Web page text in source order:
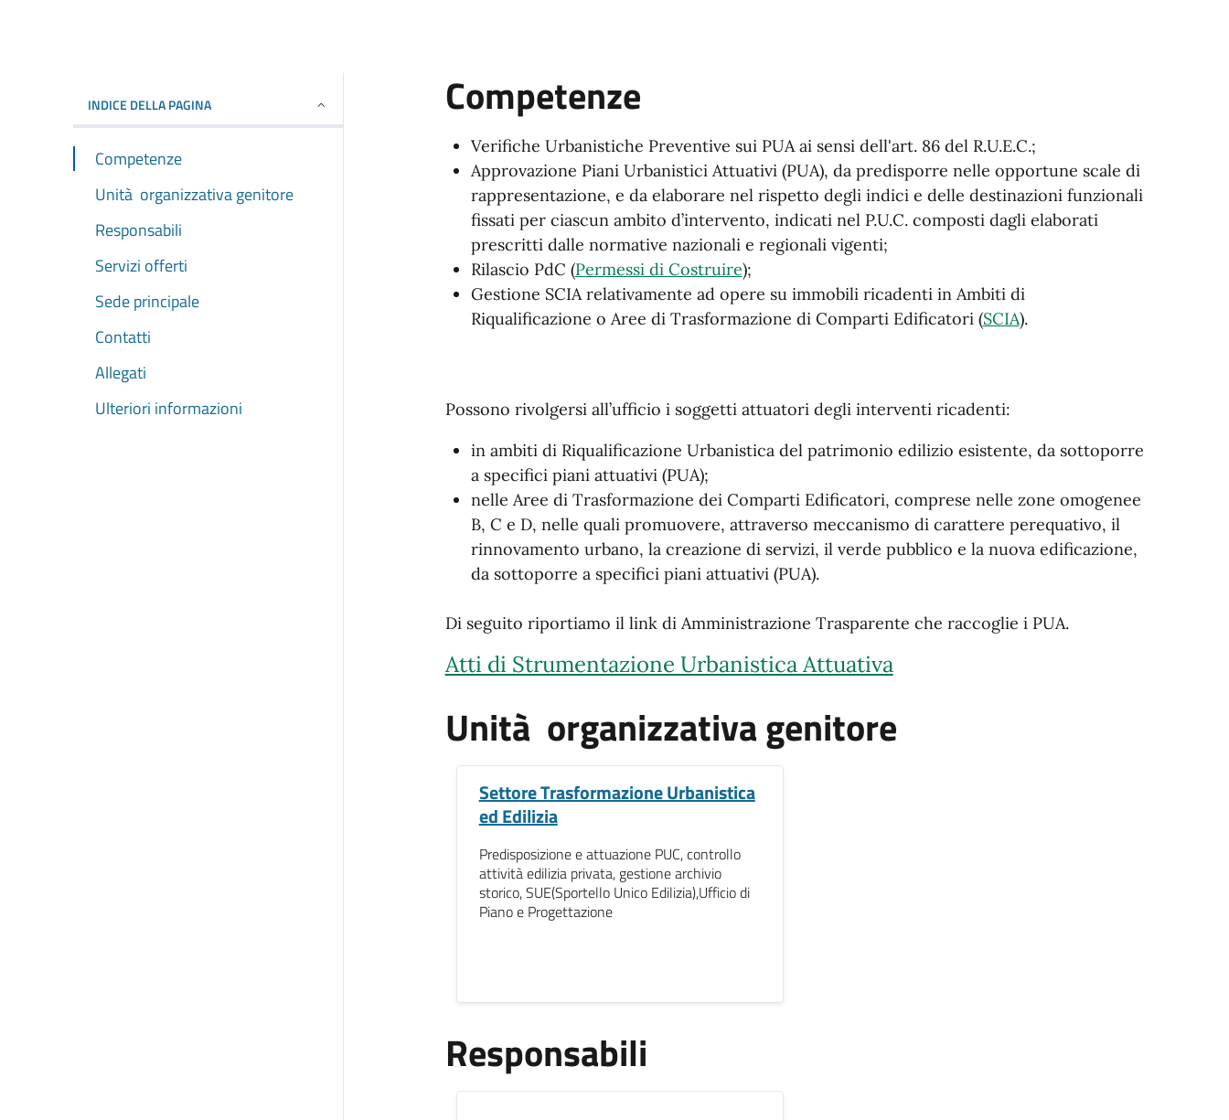
INDICE DELLA PAGINA
Competenze
Unità organizzativa genitore
Responsabili
Servizi offerti
Sede principale
Contatti
Allegati
Ulteriori informazioni
Competenze
Verifiche Urbanistiche Preventive sui PUA ai sensi dell'art. 86 del R.U.E.C.;
Approvazione Piani Urbanistici Attuativi (PUA), da predisporre nelle opportune scale di
rappresentazione, e da elaborare nel rispetto degli indici e delle destinazioni funzionali
fissati per ciascun ambito d’intervento, indicati nel P.U.C. composti dagli elaborati
prescritti dalle normative nazionali e regionali vigenti;
Rilascio PdC (Permessi di Costruire);
Gestione SCIA relativamente ad opere su immobili ricadenti in Ambiti di
Riqualificazione o Aree di Trasformazione di Comparti Edificatori (SCIA).
Possono rivolgersi all’ufficio i soggetti attuatori degli interventi ricadenti:
in ambiti di Riqualificazione Urbanistica del patrimonio edilizio esistente, da sottoporre
a specifici piani attuativi (PUA);
nelle Aree di Trasformazione dei Comparti Edificatori, comprese nelle zone omogenee
B, C e D, nelle quali promuovere, attraverso meccanismo di carattere perequativo, il
rinnovamento urbano, la creazione di servizi, il verde pubblico e la nuova edificazione,
da sottoporre a specifici piani attuativi (PUA).
Di seguito riportiamo il link di Amministrazione Trasparente che raccoglie i PUA.
Atti di Strumentazione Urbanistica Attuativa
Unità organizzativa genitore
Settore Trasformazione Urbanistica
ed Edilizia
Predisposizione e attuazione PUC, controllo
attività edilizia privata, gestione archivio
storico, SUE(Sportello Unico Edilizia),Ufficio di
Piano e Progettazione
Responsabili